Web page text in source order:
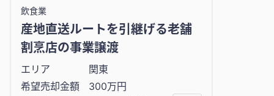
飲食業
産地直送ルートを引継げる老舗
割烹店の事業譲渡
エリア
関東
希望売却金額
300万円